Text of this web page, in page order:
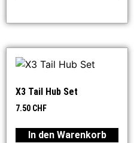
X3 Tail Hub Set
7.50 CHF
In den Warenkorb